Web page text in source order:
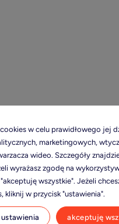
o
w celu prawidłowego jej
marketingowych,
wideo. Szczegóły
wyrażasz zgodę na
wszystkie". Jeżeli
kliknij w przycisk "ustawienia".
ustawienia akceptuję